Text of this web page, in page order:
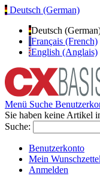
Deutsch (German)
Deutsch
Français (French)
English (Anglais)
Menü Suche
Sie haben keine Artikel
Suche:
Benutzerkonto
Mein Wunschzettel
Anmelden